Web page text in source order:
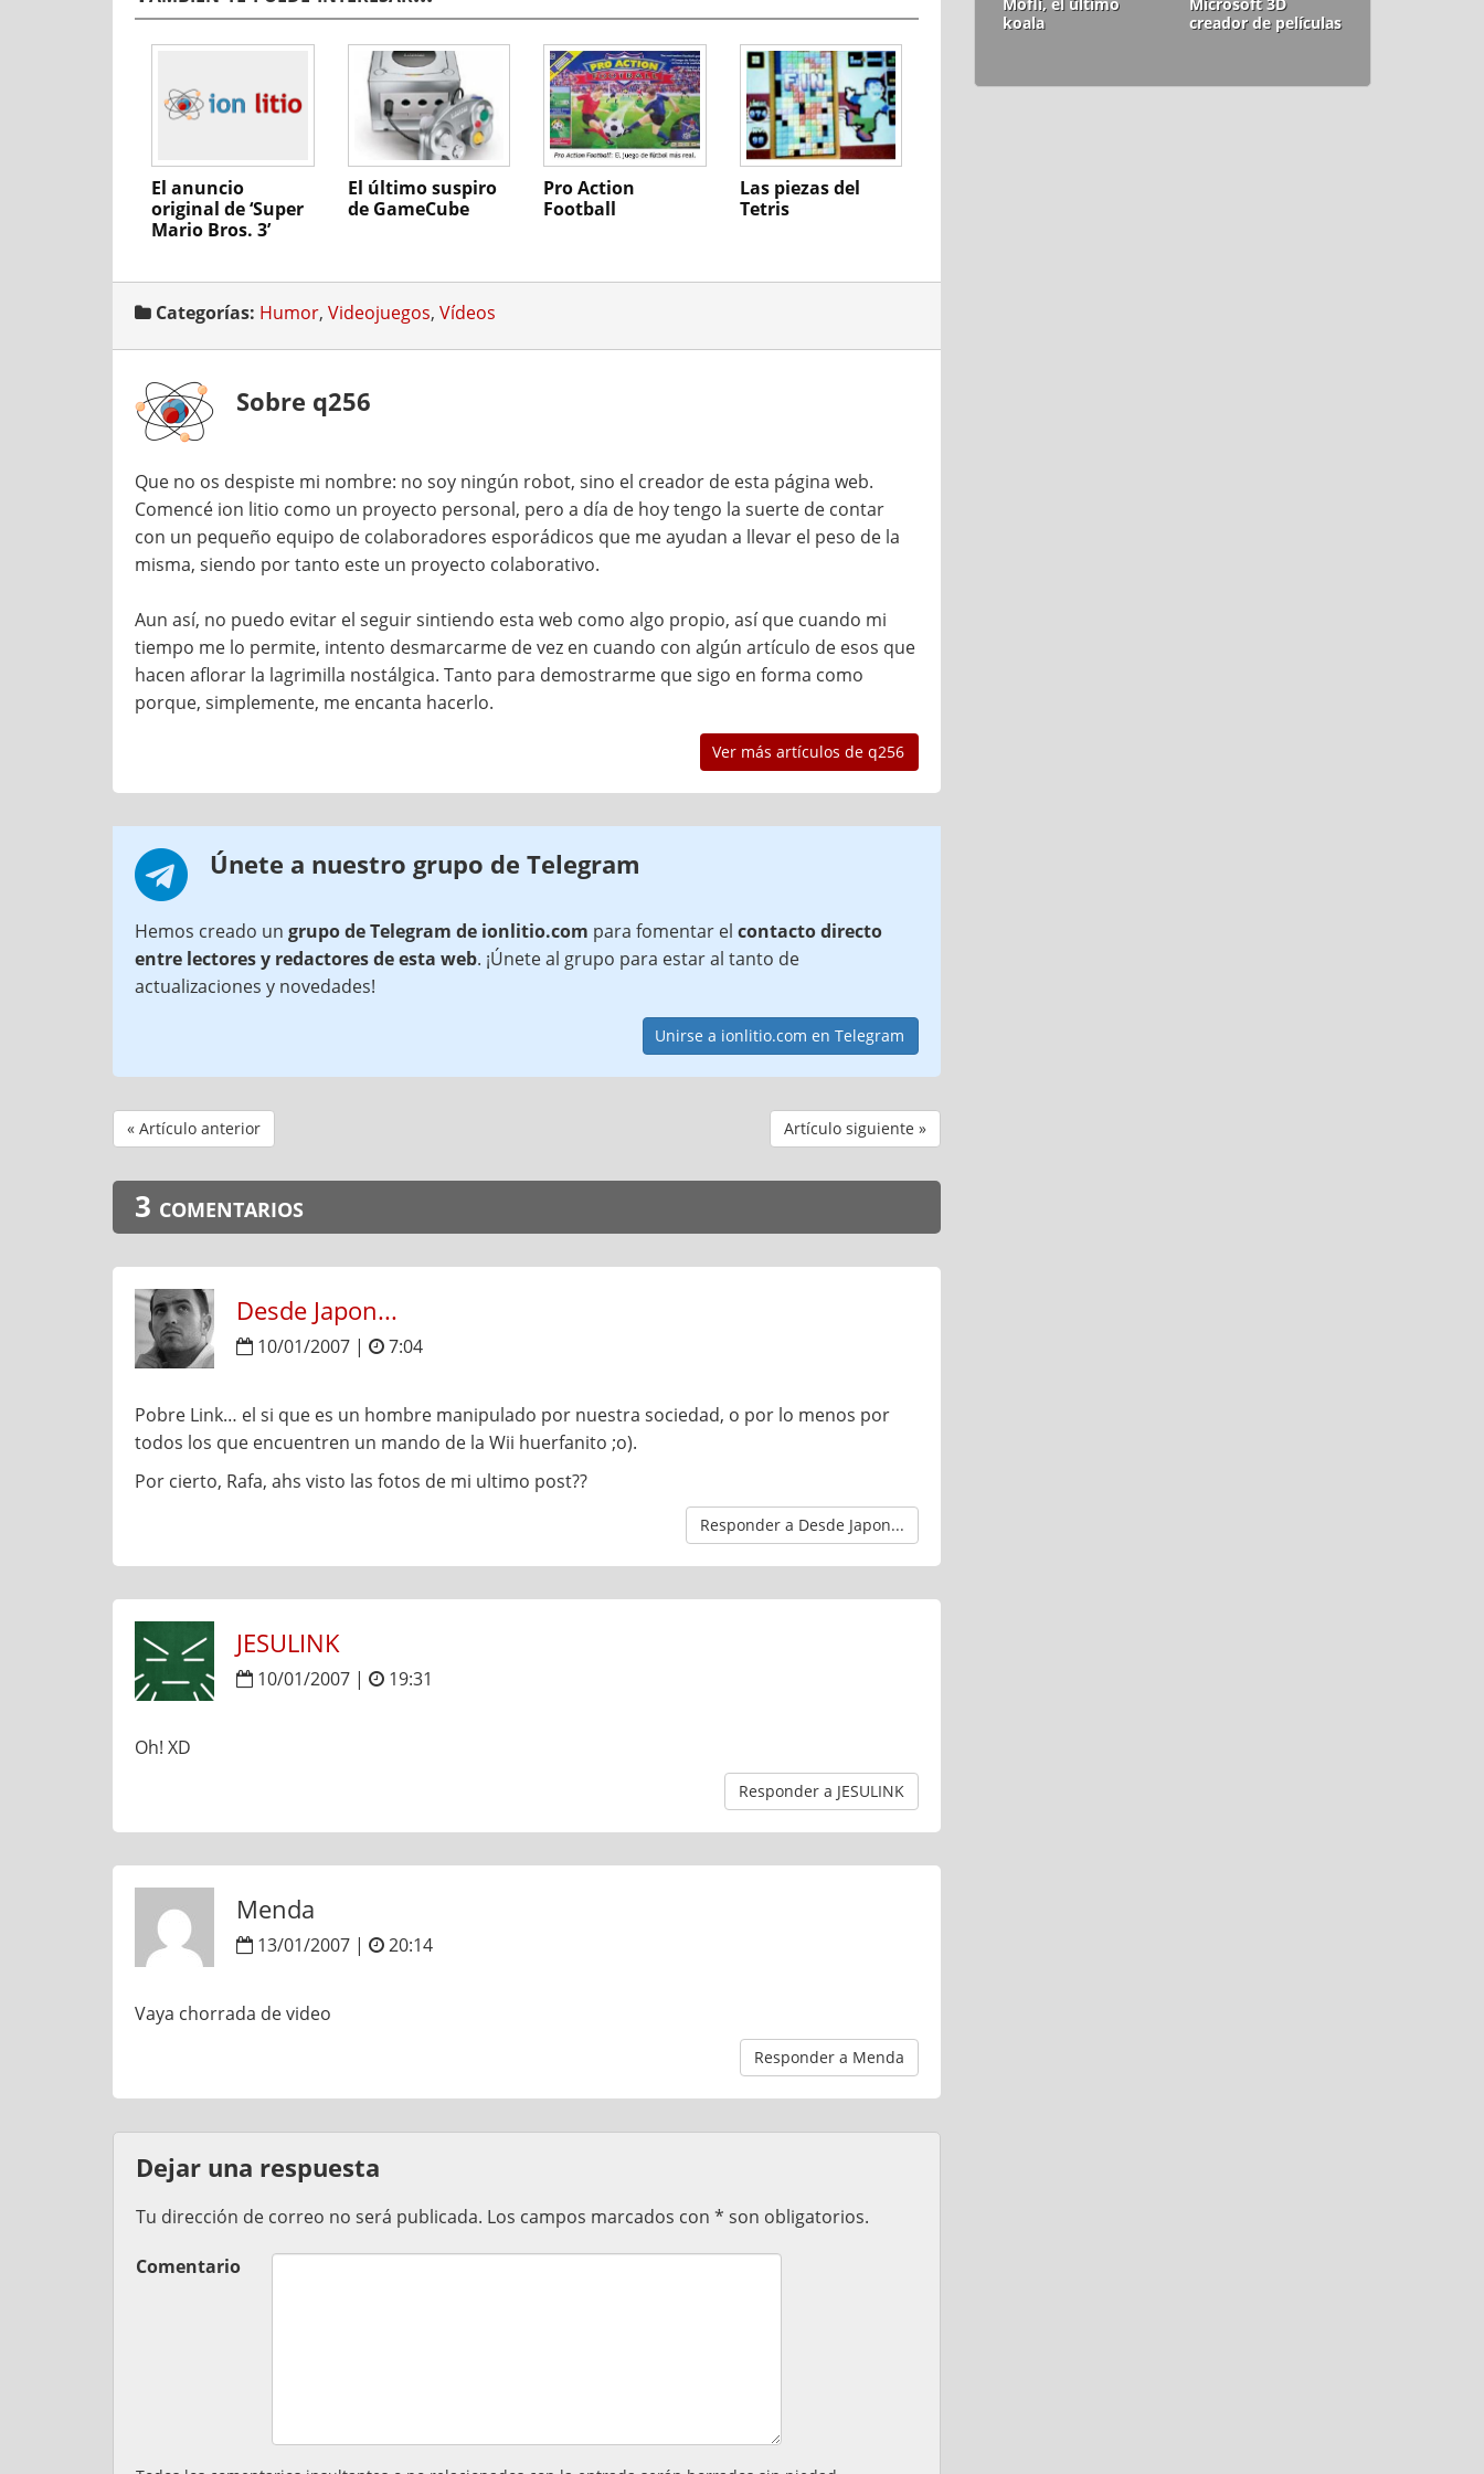
El anuncio
original de ‘Super
Mario Bros. 3’
El último suspiro
de GameCube
Pro Action
Football
Las piezas del
Tetris
Categorías: Humor, Videojuegos, Vídeos
Sobre q256
Que no os despiste mi nombre: no soy ningún robot, sino el creador de esta página web.
Comencé ion litio como un proyecto personal, pero a día de hoy tengo la suerte de contar
con un pequeño equipo de colaboradores esporádicos que me ayudan a llevar el peso de la
misma, siendo por tanto este un proyecto colaborativo.
Aun así, no puedo evitar el seguir sintiendo esta web como algo propio, así que cuando mi
tiempo me lo permite, intento desmarcarme de vez en cuando con algún artículo de esos que
hacen aflorar la lagrimilla nostálgica. Tanto para demostrarme que sigo en forma como
porque, simplemente, me encanta hacerlo.
Ver más artículos de q256
Únete a nuestro grupo de Telegram
Hemos creado un grupo de Telegram de ionlitio.com para fomentar el contacto directo
entre lectores y redactores de esta web. ¡Únete al grupo para estar al tanto de
actualizaciones y novedades!
Unirse a ionlitio.com en Telegram
« Artículo anterior Artículo siguiente »
3 comentarios
Desde Japon...
10/01/2007 | 7:04
Pobre Link… el si que es un hombre manipulado por nuestra sociedad, o por lo menos por
todos los que encuentren un mando de la Wii huerfanito ;o).
Por cierto, Rafa, ahs visto las fotos de mi ultimo post??
Responder a Desde Japon...
JESULINK
10/01/2007 | 19:31
Oh! XD
Responder a JESULINK
Menda
13/01/2007 | 20:14
Vaya chorrada de video
Responder a Menda
Dejar una respuesta
Tu dirección de correo no será publicada. Los campos marcados con * son obligatorios.
Comentario
koala
creador de películas